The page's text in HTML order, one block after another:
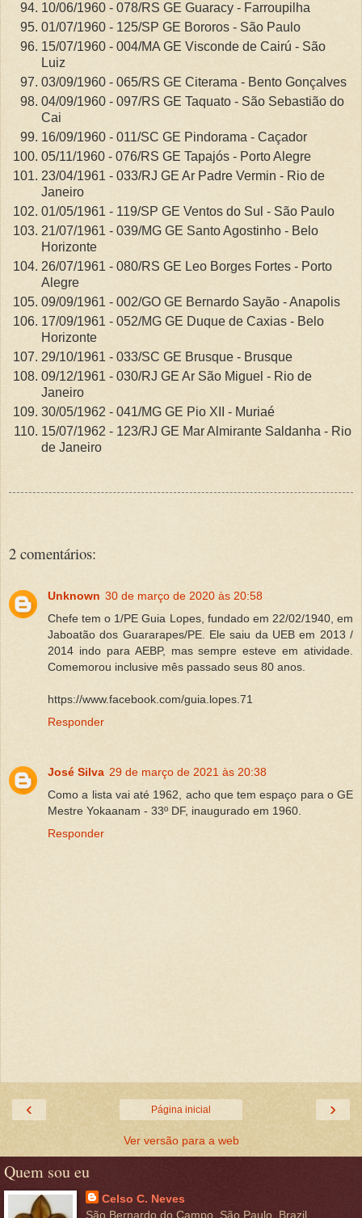
10/06/1960 - 078/RS GE Guaracy - Farroupilha
01/07/1960 - 125/SP GE Bororos - São Paulo
15/07/1960 - 004/MA GE Visconde de Cairú - São
Luiz
03/09/1960 - 065/RS GE Citerama - Bento Gonçalves
04/09/1960 - 097/RS GE Taquato - São Sebastião do
Cai
16/09/1960 - 011/SC GE Pindorama - Caçador
05/11/1960 - 076/RS GE Tapajós - Porto Alegre
23/04/1961 - 033/RJ GE Ar Padre Vermin - Rio de
Janeiro
01/05/1961 - 119/SP GE Ventos do Sul - São Paulo
21/07/1961 - 039/MG GE Santo Agostinho - Belo
Horizonte
26/07/1961 - 080/RS GE Leo Borges Fortes - Porto
Alegre
09/09/1961 - 002/GO GE Bernardo Sayão - Anapolis
17/09/1961 - 052/MG GE Duque de Caxias - Belo
Horizonte
29/10/1961 - 033/SC GE Brusque - Brusque
09/12/1961 - 030/RJ GE Ar São Miguel - Rio de
Janeiro
30/05/1962 - 041/MG GE Pio XII - Muriaé
15/07/1962 - 123/RJ GE Mar Almirante Saldanha - Rio
de Janeiro
2 comentários:
Unknown 30 de março de 2020 às 20:58
Chefe tem o 1/PE Guia Lopes, fundado em 22/02/1940, em
Jaboatão dos Guararapes/PE. Ele saiu da UEB em 2013 /
2014 indo para AEBP, mas sempre esteve em atividade.
Comemorou inclusive mês passado seus 80 anos.
https://www.facebook.com/guia.lopes.71
Responder
José Silva 29 de março de 2021 às 20:38
Como a lista vai até 1962, acho que tem espaço para o GE
Mestre Yokaanam - 33º DF, inaugurado em 1960.
Responder
‹ ›
Página inicial
Ver versão para a web
Quem sou eu
Celso C. Neves
São Bernardo do Campo, São Paulo, Brazil